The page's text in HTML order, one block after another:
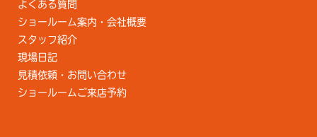
よくある質問
ショールーム案内・会社概要
スタッフ紹介
現場日記
見積依頼・お問い合わせ
ショールームご来店予約